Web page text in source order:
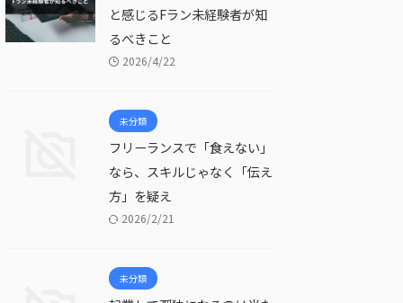
と感じるFラン未経験者が知
るべきこと
2026/4/22
未分類
フリーランスで「食えない」
なら、スキルじゃなく「伝え
方」を疑え
2026/2/21
未分類